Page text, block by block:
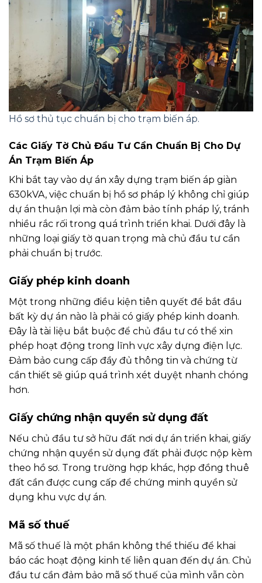
Hồ sơ thủ tục chuẩn bị cho trạm biến áp.
Các Giấy Tờ Chủ Đầu Tư Cần Chuẩn Bị Cho Dự
Án Trạm Biến Áp
Khi bắt tay vào dự án xây dựng trạm biến áp giàn
630kVA, việc chuẩn bị hồ sơ pháp lý không chỉ giúp
dự án thuận lợi mà còn đảm bảo tính pháp lý, tránh
nhiều rắc rối trong quá trình triển khai. Dưới đây là
những loại giấy tờ quan trọng mà chủ đầu tư cần
phải chuẩn bị trước.
Giấy phép kinh doanh
Một trong những điều kiện tiên quyết để bắt đầu
bất kỳ dự án nào là phải có giấy phép kinh doanh.
Đây là tài liệu bắt buộc để chủ đầu tư có thể xin
phép hoạt động trong lĩnh vực xây dựng điện lực.
Đảm bảo cung cấp đầy đủ thông tin và chứng từ
cần thiết sẽ giúp quá trình xét duyệt nhanh chóng
hơn.
Giấy chứng nhận quyền sử dụng đất
Nếu chủ đầu tư sở hữu đất nơi dự án triển khai, giấy
chứng nhận quyền sử dụng đất phải được nộp kèm
theo hồ sơ. Trong trường hợp khác, hợp đồng thuê
đất cần được cung cấp để chứng minh quyền sử
dụng khu vực dự án.
Mã số thuế
Mã số thuế là một phần không thể thiếu để khai
báo các hoạt động kinh tế liên quan đến dự án. Chủ
đầu tư cần đảm bảo mã số thuế của mình vẫn còn